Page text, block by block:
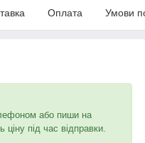
Оплата Умови
або пиши на
під час відправки.